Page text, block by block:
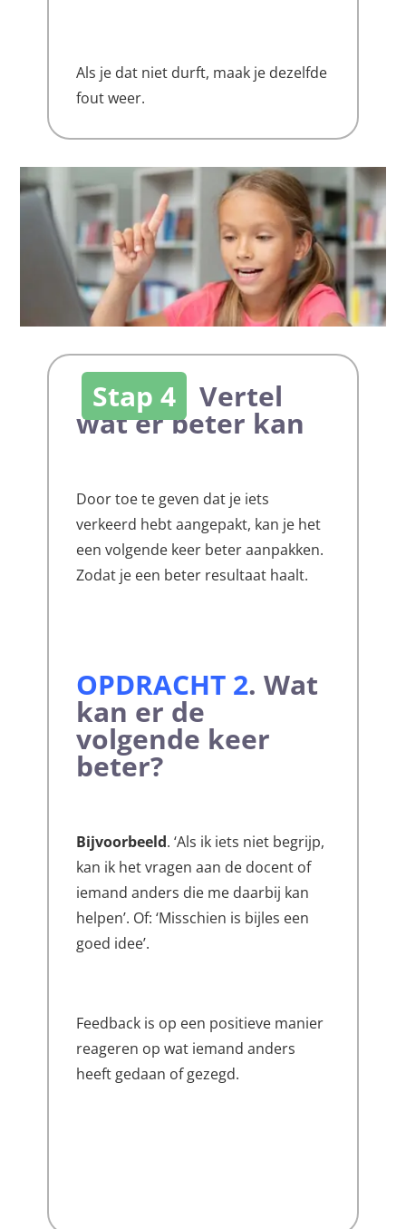
Als je dat niet durft, maak je dezelfde
fout weer.
Stap 4 Vertel
wat er beter kan
Door toe te geven dat je iets
verkeerd hebt aangepakt, kan je het
een volgende keer beter aanpakken.
Zodat je een beter resultaat haalt.
OPDRACHT 2.Wat
kan er de
volgende keer
beter?
Bijvoorbeeld. ‘Als ik iets niet begrijp,
kan ik het vragen aan de docent of
iemand anders die me daarbij kan
helpen’. Of: ‘Misschien is bijles een
goed idee’.
Feedback is op een positieve manier
reageren op wat iemand anders
heeft gedaan of gezegd.